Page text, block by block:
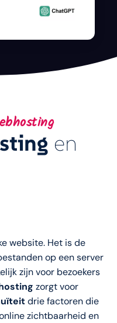
en
website. Het is de
op een server
zijn voor bezoekers
zorgt voor
drie factoren die
zichtbaarheid en